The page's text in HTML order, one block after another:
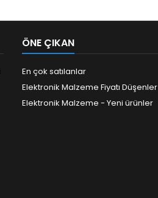
ÖNE ÇIKAN
En çok satılanlar
Elektronik Malzeme Fiyatı Düşenler
Elektronik Malzeme - Yeni ürünler